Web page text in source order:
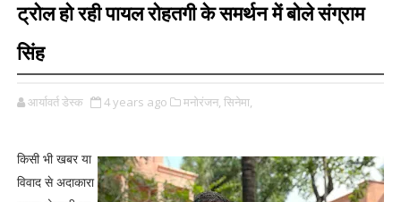
ट्रोल हो रही पायल रोहतगी के समर्थन में बोले संग्राम
सिंह
आर्यावर्त डेस्क 4 years ago मनोरंजन, सिनेमा,
किसी भी खबर या
विवाद से अदाकारा